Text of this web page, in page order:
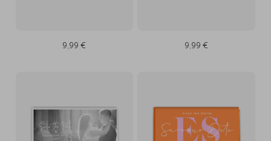
9,99 € 9,99 €